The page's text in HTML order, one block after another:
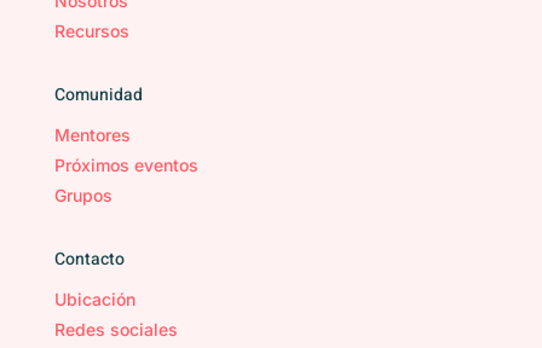
Recursos
Comunidad
Mentores
Próximos eventos
Grupos
Contacto
Ubicación
Redes sociales